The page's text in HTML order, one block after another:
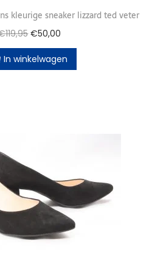
kleurige sneaker lizzard ted veter
119,95 €50,00
In winkelwagen